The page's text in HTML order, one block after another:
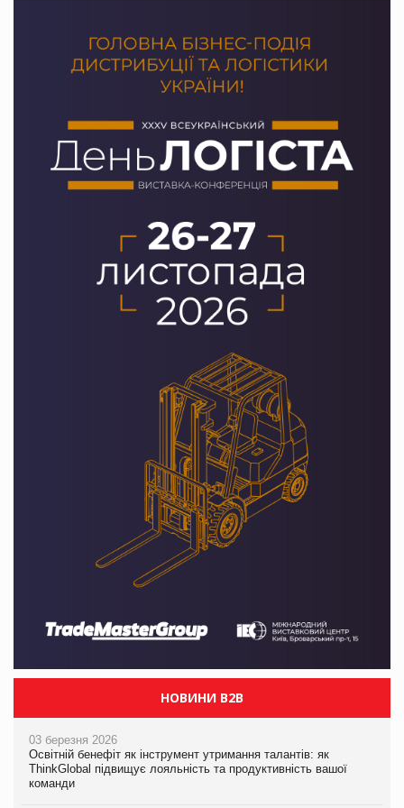
НОВИНИ B2B
03 березня 2026
Освітній бенефіт як інструмент утримання талантів: як
ThinkGlobal підвищує лояльність та продуктивність вашої
команди